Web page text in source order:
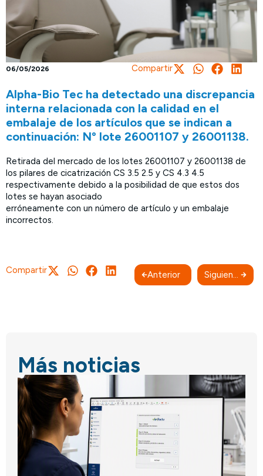
06/05/2026 Compartir
Alpha-Bio Tec ha detectado una discrepancia
interna relacionada con la calidad en el
embalaje de los artículos que se indican a
continuación: Nº lote 26001107 y 26001138.
Retirada del mercado de los lotes 26001107 y 26001138 de
los pilares de cicatrización CS 3.5 2.5 y CS 4.3 4.5
respectivamente debido a la posibilidad de que estos dos
lotes se hayan asociado
erróneamente con un número de artículo y un embalaje
incorrectos.
Compartir Anterior Siguiente
Más noticias